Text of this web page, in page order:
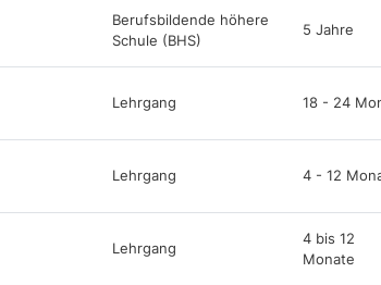
Berufsbildende höhere
Schule (BHS)
5 Jahre
Lehrgang 18 - 24
Lehrgang 4 - 12
Lehrgang
4 bis 12
Monate